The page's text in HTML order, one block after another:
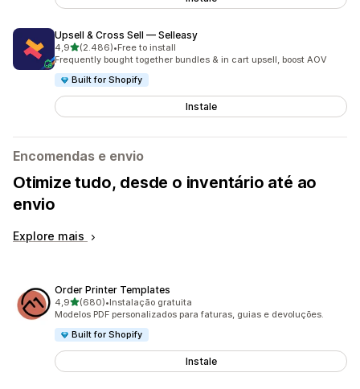
Upsell & Cross Sell — Selleasy
4,9de 5 estrelas
(2.486)
2486 total de avaliações
•Free to install
Frequently bought together bundles & in cart upsell, boost AOV
Built for Shopify
Instale
Encomendas e envio
Otimize tudo, desde o inventário até ao
envio
Explore mais
Order Printer Templates
4,9de 5 estrelas
(680)
680 total de avaliações
•Instalação gratuita
Modelos PDF personalizados para faturas, guias e devoluções.
Built for Shopify
Instale